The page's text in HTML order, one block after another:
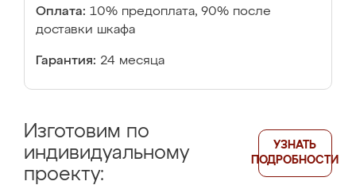
Оплата: 10% предоплата, 90% после
доставки шкафа
Гарантия: 24 месяца
Изготовим по
индивидуальному
проекту:
УЗНАТЬ
ПОДРОБНОСТИ